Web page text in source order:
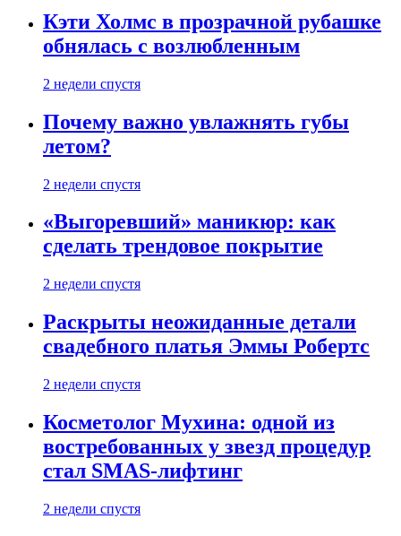
Кэти Холмс в прозрачной рубашке
обнялась с возлюбленным
2 недели спустя
Почему важно увлажнять губы
летом?
2 недели спустя
«Выгоревший» маникюр: как
сделать трендовое покрытие
2 недели спустя
Раскрыты неожиданные детали
свадебного платья Эммы Робертс
2 недели спустя
Косметолог Мухина: одной из
востребованных у звезд процедур
стал SMAS-лифтинг
2 недели спустя